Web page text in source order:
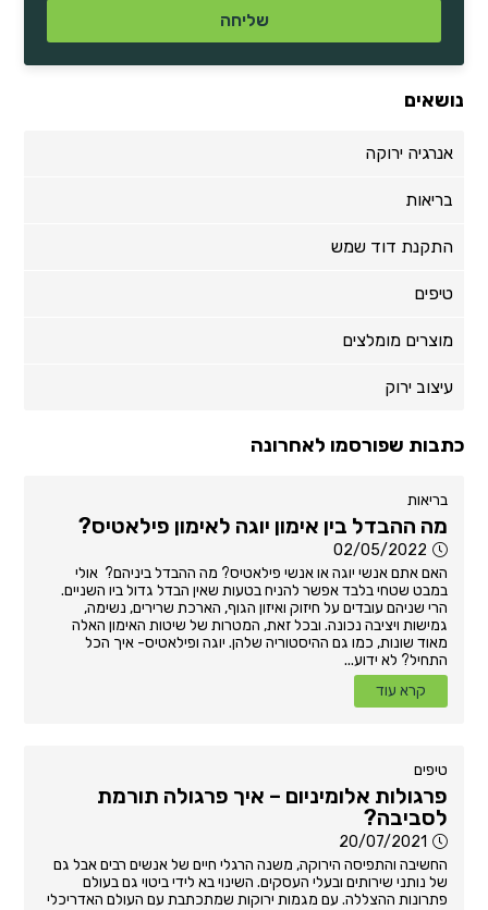
נושאים
אנרגיה ירוקה
בריאות
התקנת דוד שמש
טיפים
מוצרים מומלצים
עיצוב ירוק
כתבות שפורסמו לאחרונה
בריאות
מה ההבדל בין אימון יוגה לאימון פילאטיס?
02/05/2022
האם אתם אנשי יוגה או אנשי פילאטיס? מה ההבדל ביניהם? אולי
במבט שטחי בלבד אפשר להניח בטעות שאין הבדל גדול ביו השניים.
הרי שניהם עובדים על חיזוק ואיזון הגוף, הארכת שרירים, נשימה,
גמישות ויציבה נכונה. ובכל זאת, המטרות של שיטות האימון האלה
מאוד שונות, כמו גם ההיסטוריה שלהן. יוגה ופילאטיס- איך הכל
התחיל? לא ידוע...
קרא עוד
טיפים
פרגולות אלומיניום – איך פרגולה תורמת
לסביבה?
20/07/2021
החשיבה והתפיסה הירוקה, משנה הרגלי חיים של אנשים רבים אבל גם
של נותני שירותים ובעלי העסקים. השינוי בא לידי ביטוי גם בעולם
פתרונות ההצללה. עם מגמות ירוקות שמתכתבת עם העולם האדריכלי